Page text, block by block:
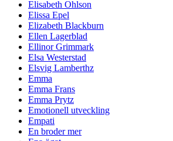
Elisabeth Ohlson
Elissa Epel
Elizabeth Blackburn
Ellen Lagerblad
Ellinor Grimmark
Elsa Westerstad
Elsvig Lamberthz
Emma
Emma Frans
Emma Prytz
Emotionell utveckling
Empati
En broder mer